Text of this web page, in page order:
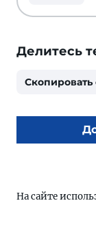
Делитесь
Скопировать
На сайте